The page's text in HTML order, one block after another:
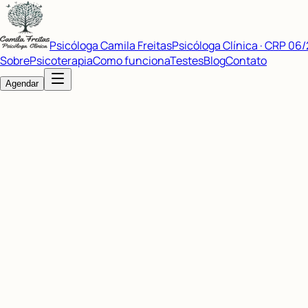
Psicóloga Camila FreitasPsicóloga Clínica · CRP
SobrePsicoterapiaComo funcionaTestesBlogContato
Agendar